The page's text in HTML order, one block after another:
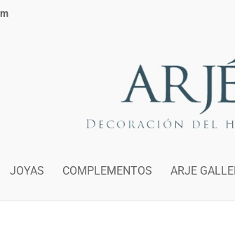
JOYAS COMPLEMENTOS ARJE